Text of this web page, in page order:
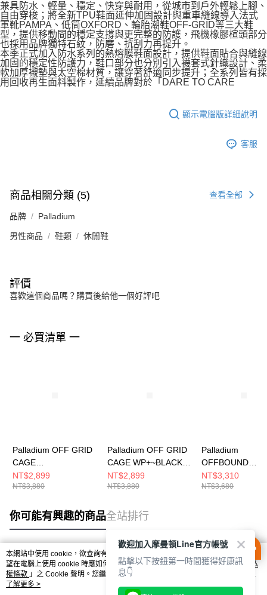
兼具防水、輕量、穩定、快穿與耐用，從城市到戶外輕鬆上腳、
自由穿梭；將全新TPU鞋面延伸加固設計與重車縫線導入法式
軍靴PAMPA、低筒OXFORD、輪胎潮鞋OFF-GRID等三大鞋
型，提供移動間的穩定支撐與更完整的防護，飛機橡膠楦頭部分
也採用品牌獨特石紋，防磨、抗刮力再提升。
本季正式加入防水系列的熱熔膜鞋面設計，提供鞋面貼合與縫線
加固的穩定性防護力，鞋口部分也分別引入襪套式針織設計、柔
軟加厚襯墊與太空棉材質，讓穿著舒適同步提升；全系列皆有採
用回收再生面料製作，延續品牌對於「DARE TO CARE
顯示電腦版詳細說明
客服
商品相關分類 (5) 查看全部
品牌 Palladium
男性商品 鞋類 休閒鞋
評價
喜歡這個商品嗎？購買後給他一個好評吧
一 必買清單 一
Palladium OFF GRID
CAGE
WP+~LIMESTONE 男
女 休閒鞋 78847083
NT$2,899
NT$3,880
Palladium OFF GRID
CAGE WP+~BLACK
男女 休閒鞋 78847008
NT$2,899
NT$3,880
Palladium
OFFBOUND
WP+~STAR
女 休閒鞋
NT$3,310
NT$3,680
你可能有興趣的商品全站排行
熱門標籤
本網站中使用 cookie，欲查詢有關本網站使用 cookie 方式之詳情，及若您不希
望在電腦上使用 cookie 時應如何變更電腦的 cookie 設定，請參閱本網站「
隱私
權條款 」之 Cookie 聲明。您繼續使用本網站即表示您同意本公司得按本網站使
用條款之 Cookie 聲明使用 cookie。
了解更多 >
歡迎加入摩曼頓Line官方帳號
點擊以下按鈕第一時間獲得好康訊
息👇